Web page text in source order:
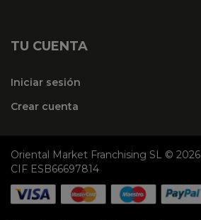
TU CUENTA
Iniciar sesión
Crear cuenta
Oriental Market Franchising SL © 2026
CIF ESB66697814